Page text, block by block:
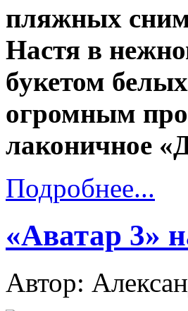
пляжных
Настя в
букетом
огромным
лаконичное
Подробнее...
«Аватар 3»
Автор: